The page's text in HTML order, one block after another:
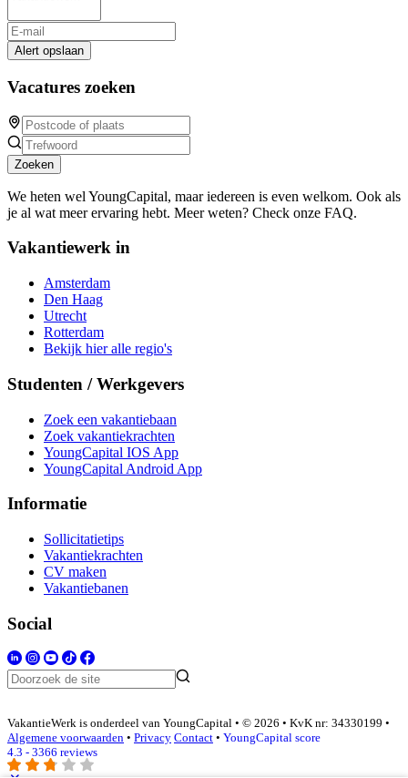
Alert opslaan
Vacatures zoeken
Zoeken
We heten wel YoungCapital, maar iedereen is even welkom. Ook als
je al wat meer ervaring hebt. Meer weten? Check onze FAQ.
Vakantiewerk in
Amsterdam
Den Haag
Utrecht
Rotterdam
Bekijk hier alle regio's
Studenten / Werkgevers
Zoek een vakantiebaan
Zoek vakantiekrachten
YoungCapital IOS App
YoungCapital Android App
Informatie
Sollicitatietips
Vakantiekrachten
CV maken
Vakantiebanen
Social
VakantieWerk is onderdeel van YoungCapital • © 2026 • KvK nr: 34330199 •
Algemene voorwaarden • Privacy Contact • YoungCapital score
4.3 - 3366 reviews